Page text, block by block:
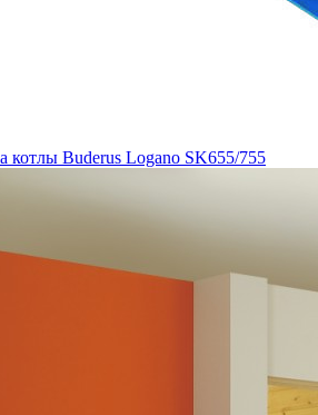
котлы Buderus Logano SK655/755